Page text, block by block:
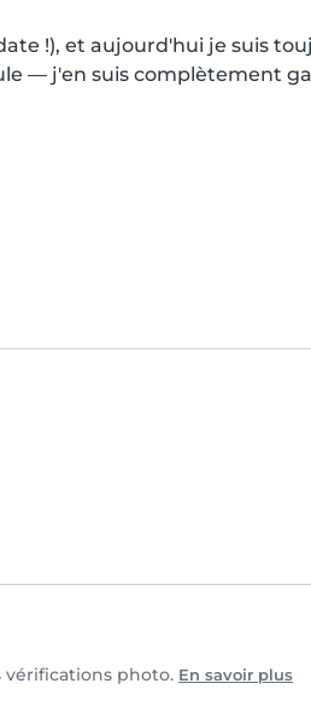
!), et aujourd'hui je suis
— j'en suis complètement
photo. En savoir plus